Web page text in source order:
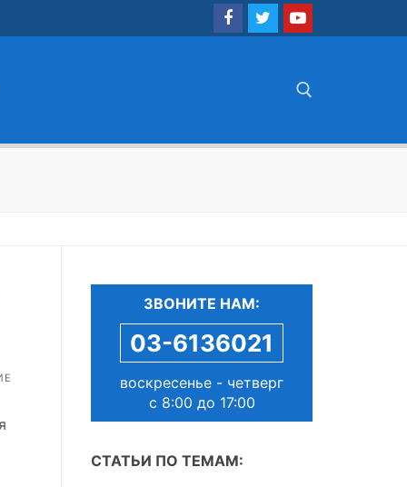
ЗВОНИТЕ НАМ:
03-6136021
воскресенье - четверг
с 8:00 до 17:00
СТАТЬИ ПО ТЕМАМ: